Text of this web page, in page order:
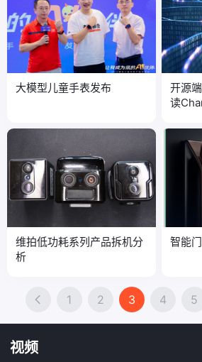
大模型儿童手表发布
开源
读
维拍低功耗系列产品拆机分
析
智能
1 2 3 4 5
视频